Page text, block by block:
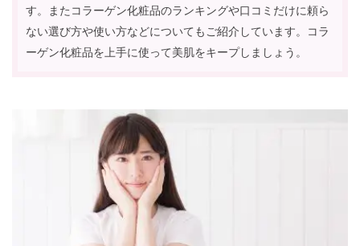
す。またコラーゲン化粧品のランキングや口コミだけに頼ら
ない選び方や使い方などについてもご紹介しています。コラ
ーゲン化粧品を上手に使って美肌をキープしましょう。